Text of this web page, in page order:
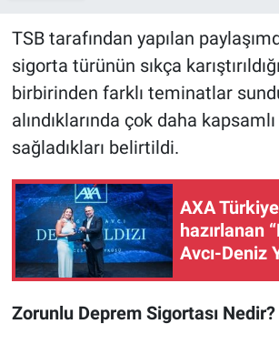
TSB tarafından yapılan
sigorta türünün sıkça
birbirinden farklı teminatlar
alındıklarında çok daha
sağladıkları belirtildi.
AXA
hazırlanan
Avcı-Deniz
Cesaret
yapıldı
Zorunlu Deprem Sigortası Nedir?